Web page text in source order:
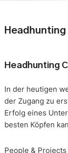
Headhunting
Headhunting
In der heutigen
der Zugang zu
Erfolg eines
besten Köpfen
People &